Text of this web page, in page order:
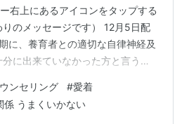
右上にあるアイコンをタップする
のメッセージです） 12月5日配
に、養育者との適切な自律神経及
に出来ていなかった方と言うの
です。 そもそも、「協働調整」
バルモードにギアが入った状態
ンセリング #愛着
係 うまくいかない